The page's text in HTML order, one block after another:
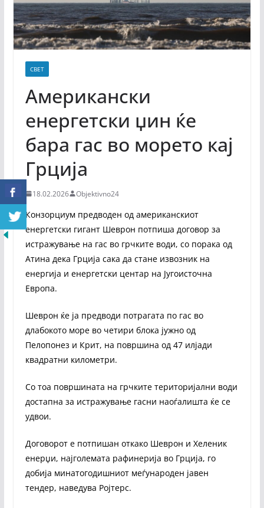
СВЕТ
Американски
енергетски џин ќе
бара гас во морето кај
Грција
18.02.2026 Objektivno24
Конзорциум предводен од американскиот
енергетски гигант Шеврон потпиша договор за
истражување на гас во грчките води, со порака од
Атина дека Грција сака да стане извозник на
енергија и енергетски центар на Југоисточна
Европа.
Шеврон ќе ја предводи потрагата по гас во
длабокото море во четири блока јужно од
Пелопонез и Крит, на површина од 47 илјади
квадратни километри.
Со тоа површината на грчките територијални води
достапна за истражување гасни наоѓалишта ќе се
удвои.
Договорот е потпишан откако Шеврон и Хеленик
енерџи, најголемата рафинерија во Грција, го
добија минатогодишниот меѓународен јавен
тендер, наведува Ројтерс.